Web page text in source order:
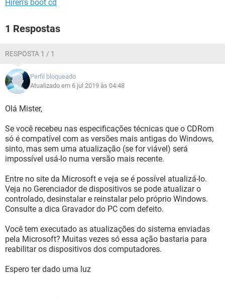
Hiren's boot cd
1 Respostas
RESPOSTA 1 / 1
Perfil bloqueado
Atualizado em 6 jul 2019 às 04:48
Olá Mister,
Se você recebeu nas especificações técnicas que o CDRom
só é compatível com as versões mais antigas do Windows,
sinto, mas sem uma atualização (se for viável) será
impossível usá-lo numa versão mais recente.
Entre no site da Microsoft e veja se é possível atualizá-lo.
Veja no Gerenciador de dispositivos se pode atualizar o
controlado, desinstalar e reinstalar pelo próprio Windows.
Consulte a dica Gravador do PC com defeito.
Você tem executado as atualizações do sistema enviadas
pela Microsoft? Muitas vezes só essa ação bastaria para
reabilitar os dispositivos dos computadores.
Espero ter dado uma luz